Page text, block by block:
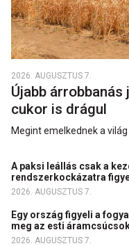
2026. AUGUSZTUS 7.
Újabb árrobbanás
cukor is drágul
Megint emelkednek a
A paksi leállás csak a
rendszerkockázatra
2026. AUGUSZTUS 7.
Egy ország figyeli a
meg az esti
2026. AUGUSZTUS 7.